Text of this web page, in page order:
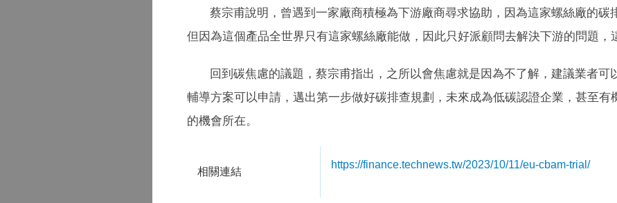
蔡宗甫說明，曾遇到一家廠商積極為下游廠商尋求協助，因為這家螺絲廠的碳
但因為這個產品全世界只有這家螺絲廠能做，因此只好派顧問去解決下游的問題，
回到碳焦慮的議題，蔡宗甫指出，之所以會焦慮就是因為不了解，建議業者
輔導方案可以申請，邁出第一步做好碳排查規劃，未來成為低碳認證企業，甚至
的機會所在。
相關連結
https://finance.technews.tw/2023/10/11/eu-cbam-trial/